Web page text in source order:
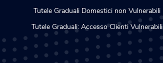
Tutele Graduali Domestici non Vulnerabili
Tutele Graduali: Accesso Clienti Vulnerabili